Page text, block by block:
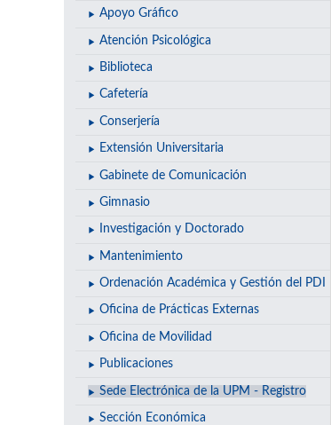
Apoyo Gráfico
Atención Psicológica
Biblioteca
Cafetería
Conserjería
Extensión Universitaria
Gabinete de Comunicación
Gimnasio
Investigación y Doctorado
Mantenimiento
Ordenación Académica y Gestión del PDI
Oficina de Prácticas Externas
Oficina de Movilidad
Publicaciones
Sede Electrónica de la UPM - Registro
Sección Económica